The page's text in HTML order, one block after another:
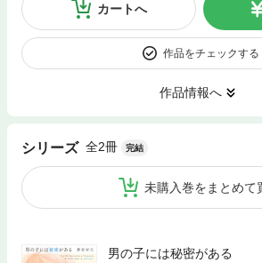
カートへ
作品をチェックする
作品情報へ
シリーズ 全2冊 完結
未購入巻をまとめて
男の子には秘密がある